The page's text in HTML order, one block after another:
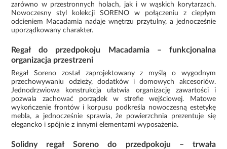
zarówno w przestronnych holach, jak i w wąskich korytarzach.
Nowoczesny styl kolekcji SORENO w połączeniu z ciepłym
odcieniem Macadamia nadaje wnętrzu przytulny, a jednocześnie
uporządkowany charakter.
Regał do przedpokoju Macadamia – funkcjonalna
organizacja przestrzeni
Regał Soreno został zaprojektowany z myślą o wygodnym
przechowywaniu odzieży, dodatków i domowych akcesoriów.
Jednodrzwiowa konstrukcja ułatwia organizację zawartości i
pozwala zachować porządek w strefie wejściowej. Matowe
wykończenie frontów i korpusu podkreśla nowoczesną estetykę
mebla, a jednocześnie sprawia, że powierzchnia prezentuje się
elegancko i spójnie z innymi elementami wyposażenia.
Solidny regał Soreno do przedpokoju – trwała